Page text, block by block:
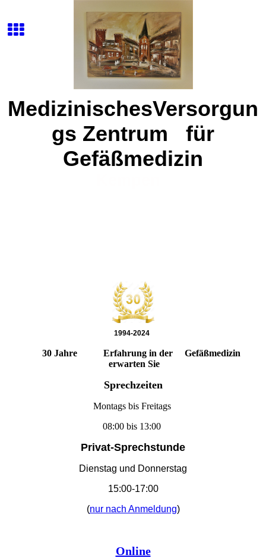
MedizinischesVersorgun
gs Zentrum für
Gefäßmedizin
1994-2024
30 Jahre Erfahrung in der Gefäßmedizin
erwarten Sie
Sprechzeiten
Montags bis Freitags
08:00 bis 13:00
Privat-Sprechstunde
Dienstag und Donnerstag
15:00-17:00
(nur nach Anmeldung)
Online